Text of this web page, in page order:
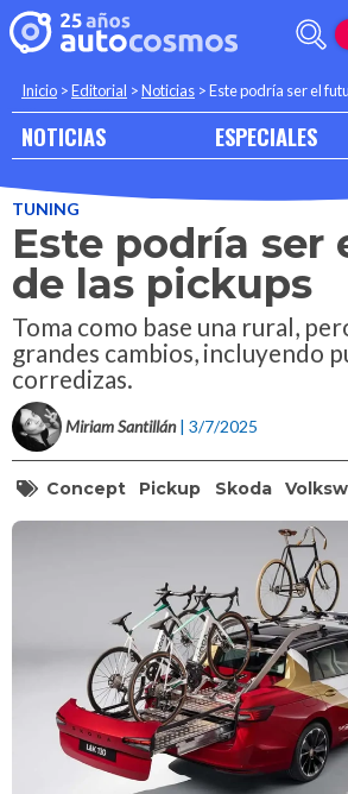
Inicio >Editorial >Noticias >Este podría ser el
NOTICIAS ESPECIALES
TUNING
Este podría ser
de las pickups
Toma como base una rural,
grandes cambios, incluyendo
corredizas.
Miriam Santillán | 3/7/2025
Concept Pickup Skoda